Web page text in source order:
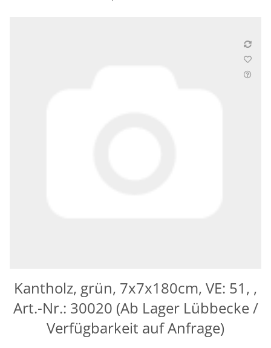
Kantholz, grün, 7x7x180cm, VE: 51, ,
Art.-Nr.: 30020 (Ab Lager Lübbecke /
Verfügbarkeit auf Anfrage)